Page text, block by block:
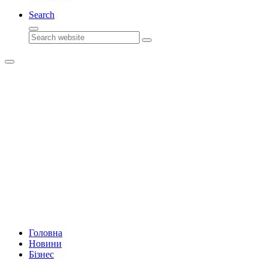
Search
Search
Головна
Новини
Бізнес